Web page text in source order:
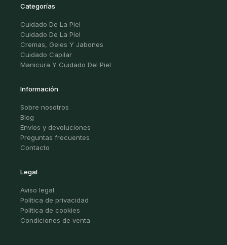
Categorías
Cuidado De La Piel
Cuidado De La Piel
Cremas, Geles Y Jabones
Cuidado Capilar
Manicura Y Cuidado Del Piel
Información
Sobre nosotros
Blog
Envíos y devoluciones
Preguntas frecuentes
Contacto
Legal
Aviso legal
Política de privacidad
Política de cookies
Condiciones de venta